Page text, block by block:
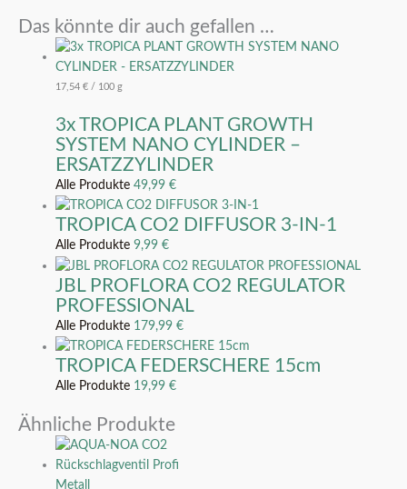
Das könnte dir auch gefallen …
17,54€ / 100 g
3x TROPICA PLANT GROWTH
SYSTEM NANO CYLINDER –
ERSATZZYLINDER
Alle Produkte49,99€
TROPICA CO2 DIFFUSOR 3-IN-1
Alle Produkte9,99€
JBL PROFLORA CO2 REGULATOR
PROFESSIONAL
Alle Produkte 179,99€
TROPICA FEDERSCHERE 15cm
Alle Produkte 19,99€
Ähnliche Produkte